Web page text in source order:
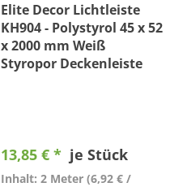
Elite Decor Lichtleiste
KH904 - Polystyrol 45 x 52
x 2000 mm Weiß
Styropor Deckenleiste
13,85 € * je Stück
Inhalt: 2 Meter (6,92 € /